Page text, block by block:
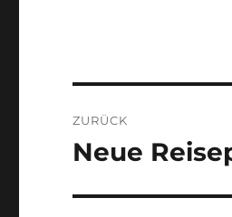
ZURÜCK
Vorheriger
Neue